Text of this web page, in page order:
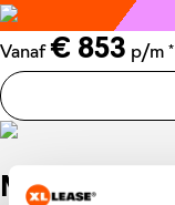
Vanaf € 853 p/m *
Mazda bij